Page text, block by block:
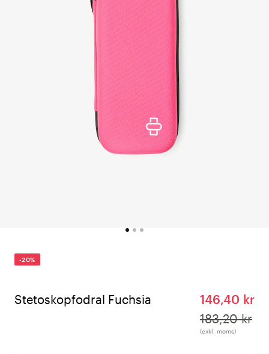
-20%
Stetoskopfodral Fuchsia
146,40 kr
183,20 kr
(exkl. moms)